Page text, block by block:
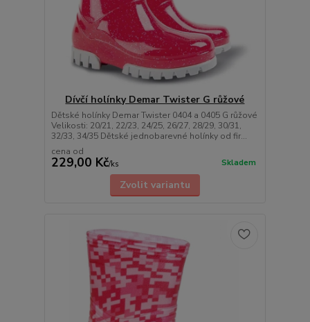
Dívčí holínky Demar Twister G růžové
Dětské holínky Demar Twister 0404 a 0405 G růžové
Velikosti: 20/21, 22/23, 24/25, 26/27, 28/29, 30/31,
32/33, 34/35 Dětské jednobarevné holínky od fir...
cena od
229,00 Kč/ks Skladem
Zvolit variantu